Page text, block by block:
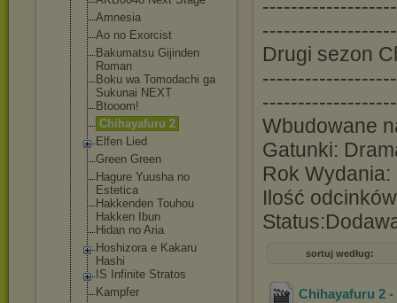
Amnesia
Ao no Exorcist
Bakumatsu Gijinden
Roman
Boku wa Tomodachi ga
Sukunai NEXT
Btooom!
Chihayafuru 2
Elfen Lied
Green Green
Hagure Yuusha no
Estetica
Hakkenden Touhou
Hakken Ibun
Hidan no Aria
Hoshizora e Kakaru
Hashi
IS Infinite Stratos
Kampfer
Drugi sezon
Wbudowane
Gatunki:
Rok Wydania:
Ilość
sortuj według:
Chihayafuru 2 -